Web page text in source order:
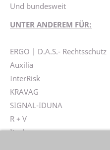
Und bundesweit
UNTER ANDEREM FÜR:
ERGO | D.A.S.- Rechtsschutz
Auxilia
InterRisk
KRAVAG
SIGNAL-IDUNA
R + V
Itzehoer